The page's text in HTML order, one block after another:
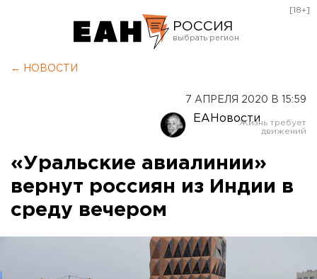
РОССИЯ
Оренбург
[18+]
← НОВОСТИ
7 АПРЕЛЯ 2020 В 15:59
ЕАНовости
«Уральские авиалинии»
вернут россиян из Индии в
среду вечером